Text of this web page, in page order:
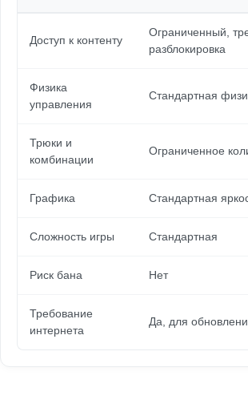
Доступ к контенту
Ограниченный,
разблокировка
Физика
управления
Стандартная
Трюки и
комбинации
Ограниченное
Графика Стандартная
Сложность игры Стандартная
Риск бана Нет
Требование
интернета
Да, для